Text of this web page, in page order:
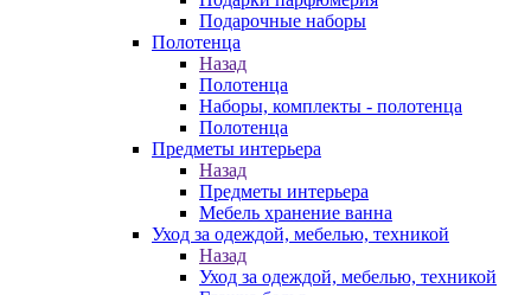
Подарочные наборы
Полотенца
Назад
Полотенца
Наборы, комплекты - полотенца
Полотенца
Предметы интерьера
Назад
Предметы интерьера
Мебель хранение ванна
Уход за одеждой, мебелью, техникой
Назад
Уход за одеждой, мебелью, техникой